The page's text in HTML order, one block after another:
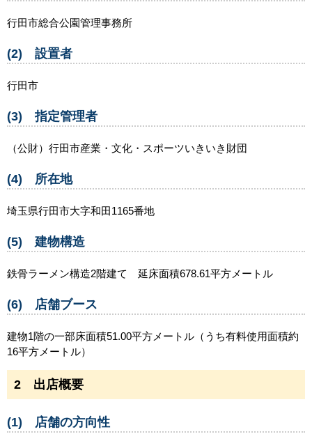
行田市総合公園管理事務所
(2) 設置者
行田市
(3) 指定管理者
（公財）行田市産業・文化・スポーツいきいき財団
(4) 所在地
埼玉県行田市大字和田1165番地
(5) 建物構造
鉄骨ラーメン構造2階建て 延床面積678.61平方メートル
(6) 店舗ブース
建物1階の一部床面積51.00平方メートル（うち有料使用面積約
16平方メートル）
2 出店概要
(1) 店舗の方向性